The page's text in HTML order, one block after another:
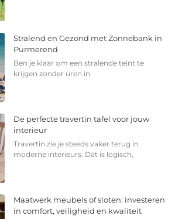
Stralend en Gezond met Zonnebank in
Purmerend
Ben je klaar om een stralende teint te
krijgen zonder uren in
De perfecte travertin tafel voor jouw
interieur
Travertin zie je steeds vaker terug in
moderne interieurs. Dat is logisch,
Maatwerk meubels of sloten: investeren
in comfort, veiligheid en kwaliteit